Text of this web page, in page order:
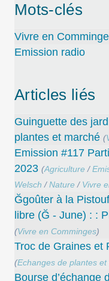
Mots-clés
Vivre en
Emission radio
Articles liés
Guinguette des
plantes et marché (
Emission #117
2023 (Agriculture /
Welsch /Nature / Vivre
Ğgoûter à la
libre (Ğ - June) : :
(Vivre en Comminges)
Troc de Graines et
(Echanges de plantes et
Bourse d’échange